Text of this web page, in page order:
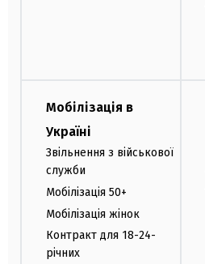
Мобілізація в
Україні
Звільнення з військової
служби
Мобілізація 50+
Мобілізація жінок
Контракт для 18-24-
річних